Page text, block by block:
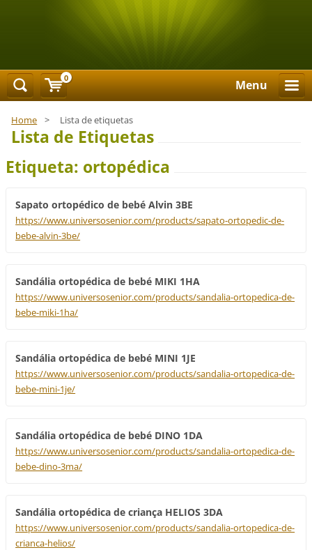
Menu
Home > Lista de etiquetas
Lista de Etiquetas
Etiqueta: ortopédica
Sapato ortopédico de bebé Alvin 3BE
https://www.universosenior.com/products/sapato-ortopedic-de-
bebe-alvin-3be/
Sandália ortopédica de bebé MIKI 1HA
https://www.universosenior.com/products/sandalia-ortopedica-de-
bebe-miki-1ha/
Sandália ortopédica de bebé MINI 1JE
https://www.universosenior.com/products/sandalia-ortopedica-de-
bebe-mini-1je/
Sandália ortopédica de bebé DINO 1DA
https://www.universosenior.com/products/sandalia-ortopedica-de-
bebe-dino-3ma/
Sandália ortopédica de criança HELIOS 3DA
https://www.universosenior.com/products/sandalia-ortopedica-de-
crianca-helios/
0